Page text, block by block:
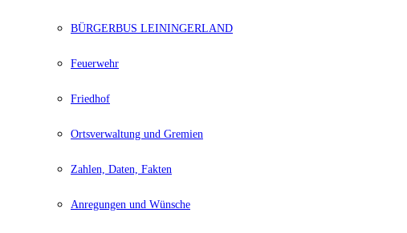
BÜRGERBUS LEININGERLAND
Feuerwehr
Friedhof
Ortsverwaltung und Gremien
Zahlen, Daten, Fakten
Anregungen und Wünsche